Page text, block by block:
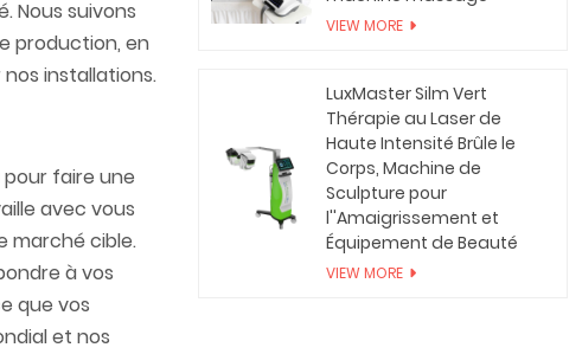
Nous suivons
production, en
installations.​
faire une
avec vous
marché cible.
à vos
que vos
et nos
VIEW MORE
LuxMaster Silm Vert
Thérapie au Laser de
Haute Intensité Brûle le
Corps, Machine de
Sculpture pour
l''Amaigrissement et
Équipement de Beauté
VIEW MORE